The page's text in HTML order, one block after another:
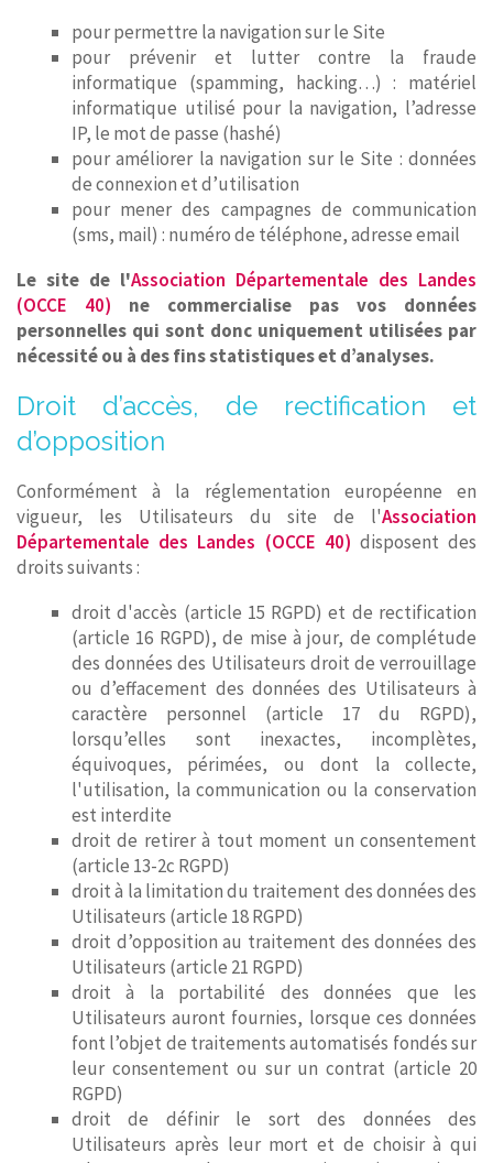
pour permettre la navigation sur le Site
pour prévenir et lutter contre la fraude
informatique (spamming, hacking…) : matériel
informatique utilisé pour la navigation, l’adresse
IP, le mot de passe (hashé)
pour améliorer la navigation sur le Site : données
de connexion et d’utilisation
pour mener des campagnes de communication
(sms, mail) : numéro de téléphone, adresse email
Le site de l'Association Départementale des Landes
(OCCE 40)
ne commercialise pas vos données
personnelles qui sont donc uniquement utilisées par
nécessité ou à des fins statistiques et d’analyses.
Droit d’accès, de rectification et
d’opposition
Conformément à la réglementation européenne en
vigueur, les Utilisateurs du site de l'Association
Départementale des Landes (OCCE 40) disposent des
droits suivants :
droit d'accès (article 15 RGPD) et de rectification
(article 16 RGPD), de mise à jour, de complétude
des données des Utilisateurs droit de verrouillage
ou d’effacement des données des Utilisateurs à
caractère personnel (article 17 du RGPD),
lorsqu’elles sont inexactes, incomplètes,
équivoques, périmées, ou dont la collecte,
l'utilisation, la communication ou la conservation
est interdite
droit de retirer à tout moment un consentement
(article 13-2c RGPD)
droit à la limitation du traitement des données des
Utilisateurs (article 18 RGPD)
droit d’opposition au traitement des données des
Utilisateurs (article 21 RGPD)
droit à la portabilité des données que les
Utilisateurs auront fournies, lorsque ces données
font l’objet de traitements automatisés fondés sur
leur consentement ou sur un contrat (article 20
RGPD)
droit de définir le sort des données des
Utilisateurs après leur mort et de choisir à qui